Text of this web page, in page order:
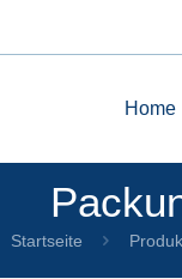
Home
Startseite